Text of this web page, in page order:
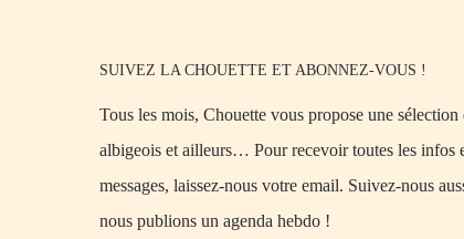
SUIVEZ LA CHOUETTE ET ABONNEZ-VOUS !
Tous les mois, Chouette vous propose une sélection
albigeois et ailleurs… Pour recevoir toutes les infos
messages, laissez-nous votre email. Suivez-nous
nous publions un agenda hebdo !